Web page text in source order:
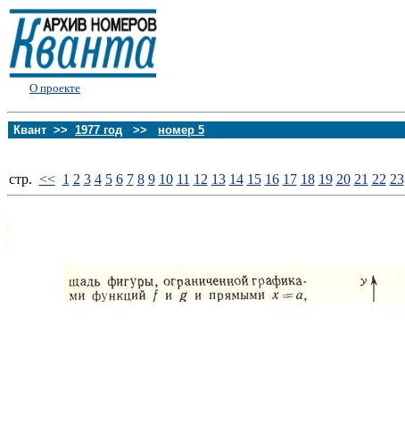
О проекте
Квант >> 1977 год >> номер 5
стp. << 1 2 3 4 5 6 7 8 9 10 11 12 13 14 15 16 17 18 19 20 21 22 23